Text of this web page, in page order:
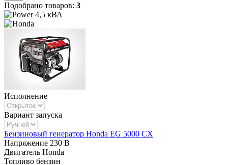
Подобрано товаров: 3
4,5 кВА
Исполнение
Вариант запуска
Бензиновый генератор Honda EG 5000 CX
Напряжение 230 В
Двигатель Honda
Топливо бензин